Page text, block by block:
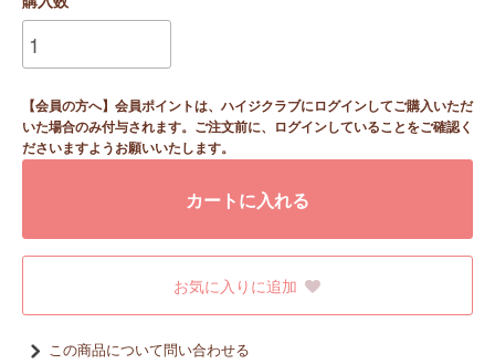
【会員の方へ】会員ポイントは、ハイジクラブにログインしてご購入いただ
いた場合のみ付与されます。ご注文前に、ログインしていることをご確認く
ださいますようお願いいたします。
カートに入れる
お気に入りに追加
この商品について問い合わせる